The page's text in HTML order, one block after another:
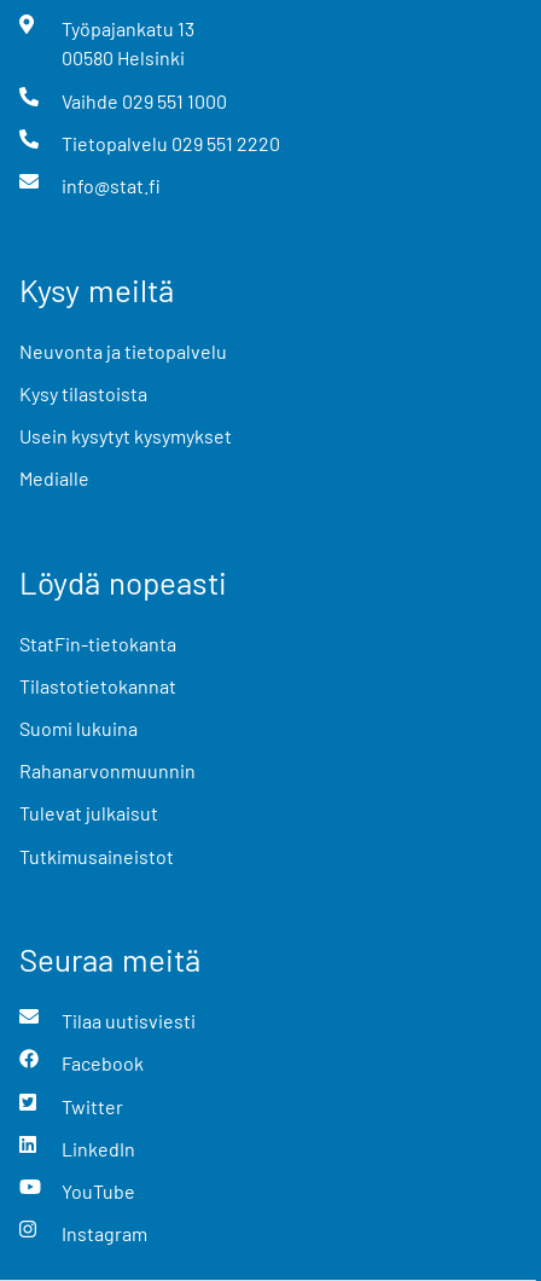
Työpajankatu 13
00580 Helsinki
Vaihde 029 551 1000
Tietopalvelu 029 551 2220
info@stat.fi
Kysy meiltä
Neuvonta ja tietopalvelu
Kysy tilastoista
Usein kysytyt kysymykset
Medialle
Löydä nopeasti
StatFin-tietokanta
Tilastotietokannat
Suomi lukuina
Rahanarvonmuunnin
Tulevat julkaisut
Tutkimusaineistot
Seuraa meitä
Tilaa uutisviesti
Facebook
Twitter
LinkedIn
YouTube
Instagram